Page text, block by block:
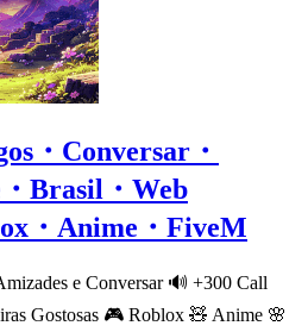
・Conversar・
Brasil・Web
・Anime・FiveM
e Conversar 🔊 +300 Call
Gostosas 🎮 Roblox 🧸 Anime 🌸